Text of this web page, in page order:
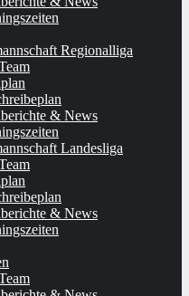
Regionalliga
& News
Landesliga
& News